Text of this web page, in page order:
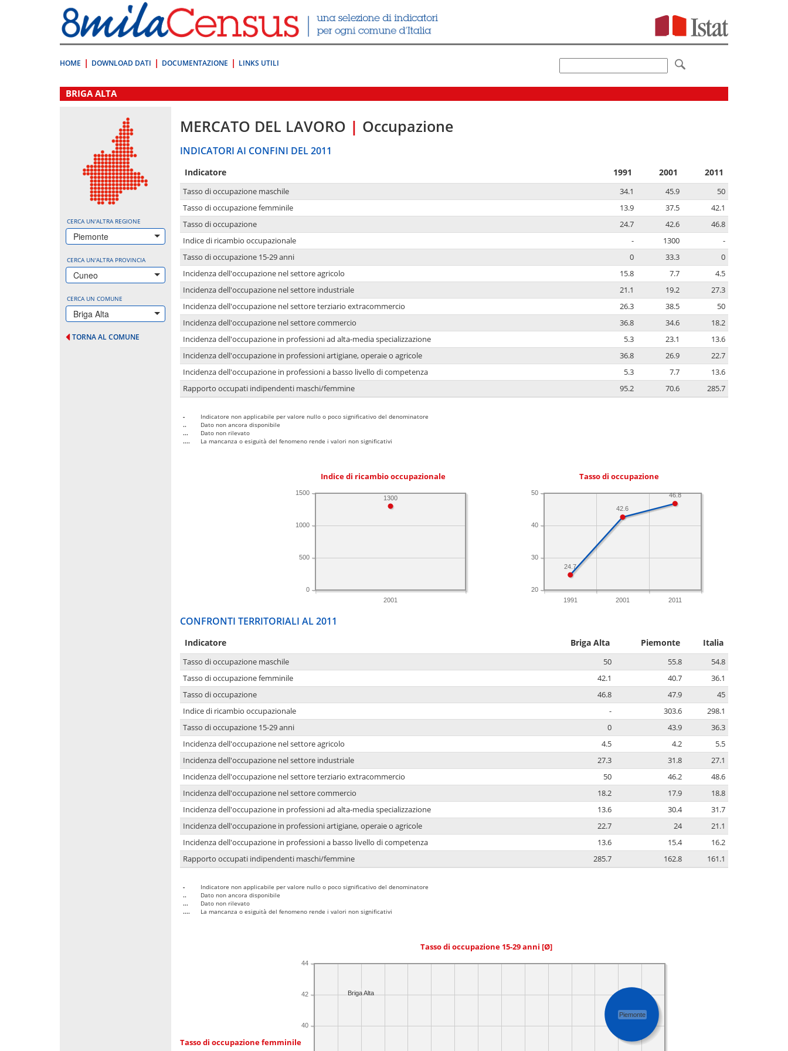
direttamente
a:
Contenuto
HOME DOWNLOAD DATI DOCUMENTAZIONE LINKS UTILI
.
BRIGA ALTA
CERCA UN'ALTRA REGIONE
Piemonte
CERCA UN'ALTRA PROVINCIA
Cuneo
CERCA UN COMUNE
Briga Alta
TORNA AL COMUNE
MERCATO DEL LAVORO | Occupazione
INDICATORI AI CONFINI DEL 2011
Indicatore 1991 2001 2011
Tasso di occupazione maschile 34.1 45.9
50
Tasso di occupazione femminile
13.9 37.5
42.1
Tasso di occupazione
24.7 42.6
46.8
Indice di ricambio occupazionale
- 1300
-
Tasso di occupazione 15-29 anni
0 33.3
0
Incidenza dell'occupazione nel settore agricolo
15.8 7.7
4.5
Incidenza dell'occupazione nel settore industriale
21.1 19.2
27.3
Incidenza dell'occupazione nel settore terziario extracommercio
26.3 38.5
50
Incidenza dell'occupazione nel settore commercio
36.8 34.6
18.2
Incidenza dell'occupazione in professioni ad alta-media specializzazione
5.3 23.1
13.6
Incidenza dell'occupazione in professioni artigiane, operaie o agricole
36.8 26.9
22.7
Incidenza dell'occupazione in professioni a basso livello di competenza
5.3 7.7
13.6
Rapporto occupati indipendenti maschi/femmine
95.2 70.6 285.7
-
Indicatore non applicabile per valore nullo o poco significativo del denominatore
..
Dato non ancora disponibile
...
Dato non rilevato
....
La mancanza o esiguità del fenomeno rende i valori non significativi
Indice di ricambio occupazionale
2001
0
500
1000
1500
1300
Tasso di occupazione
1991 2001 2011
20
30
40
50
46.8
42.6
24.7
CONFRONTI TERRITORIALI AL 2011
Indicatore Briga Alta Piemonte Italia
Tasso di occupazione maschile 50 55.8
54.8
Tasso di occupazione femminile
42.1 40.7
36.1
Tasso di occupazione
46.8 47.9
45
Indice di ricambio occupazionale
- 303.6
298.1
Tasso di occupazione 15-29 anni
0 43.9
36.3
Incidenza dell'occupazione nel settore agricolo
4.5 4.2
5.5
Incidenza dell'occupazione nel settore industriale
27.3 31.8
27.1
Incidenza dell'occupazione nel settore terziario extracommercio
50 46.2
48.6
Incidenza dell'occupazione nel settore commercio
18.2 17.9
18.8
Incidenza dell'occupazione in professioni ad alta-media specializzazione
13.6 30.4
31.7
Incidenza dell'occupazione in professioni artigiane, operaie o agricole
22.7 24
21.1
Incidenza dell'occupazione in professioni a basso livello di competenza
13.6 15.4
16.2
Rapporto occupati indipendenti maschi/femmine
285.7 162.8 161.1
-
Indicatore non applicabile per valore nullo o poco significativo del denominatore
..
Dato non ancora disponibile
...
Dato non rilevato
....
La mancanza o esiguità del fenomeno rende i valori non significativi
Tasso di occupazione 15-29 anni [Ø]
Tasso di occupazione femminile
40
42
44
Piemonte
Briga Alta